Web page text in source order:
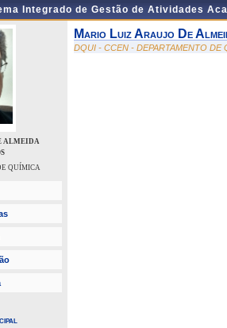
Integrado de Gestão de Atividades
ALMEIDA
QUÍMICA
Mario Luiz Araujo De
DQUI - CCEN - DEPARTAMENTO DE